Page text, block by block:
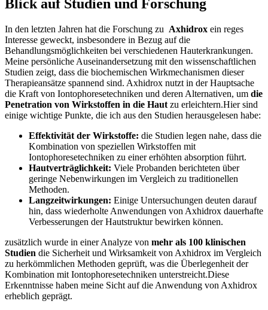
Blick auf Studien und Forschung
In⁤ den‍ letzten Jahren ‍hat die ⁣Forschung zu ⁤ Axhidrox ​ein reges
Interesse geweckt, insbesondere in Bezug auf die
Behandlungsmöglichkeiten bei verschiedenen Hauterkrankungen.
Meine persönliche Auseinandersetzung ⁣mit⁣ den wissenschaftlichen
Studien⁣ zeigt, dass ⁤die biochemischen Wirkmechanismen dieser
Therapieansätze spannend sind. Axhidrox nutzt in ⁢der ⁣Hauptsache
die Kraft von Iontophoresetechniken und⁢ deren Alternativen, um die
Penetration von Wirkstoffen in die Haut zu erleichtern.Hier‌ sind
einige wichtige Punkte, die‌ ich aus den​ Studien herausgelesen habe:
Effektivität der Wirkstoffe: die Studien legen ‍nahe, dass die
Kombination von speziellen⁤ Wirkstoffen ⁣mit
Iontophoresetechniken zu einer erhöhten ⁢absorption führt.
Hautverträglichkeit: Viele Probanden berichteten über
⁢geringe Nebenwirkungen im Vergleich zu traditionellen
Methoden.
Langzeitwirkungen: Einige Untersuchungen ​deuten darauf
hin, dass wiederholte Anwendungen von​ Axhidrox⁢ dauerhafte
Verbesserungen der Hautstruktur bewirken können.
zusätzlich⁤ wurde ⁢in ⁢einer Analyze⁤ von mehr als 100 klinischen
Studien die Sicherheit und Wirksamkeit von Axhidrox im Vergleich
zu herkömmlichen Methoden geprüft, was die‌ Überlegenheit der
Kombination mit⁢ Iontophoresetechniken unterstreicht.Diese⁤
Erkenntnisse haben meine Sicht auf die Anwendung von Axhidrox
erheblich geprägt.